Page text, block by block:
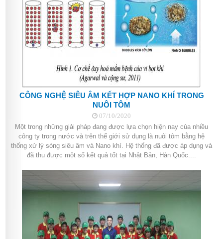
CÔNG NGHỆ SIÊU ÂM KẾT HỢP NANO KHÍ TRONG
NUÔI TÔM
07/10/2020
Một trong những giải pháp đang được lựa chọn hiện nay của nhiều
công ty trong nước và trên thế giới sử dụng là nuôi tôm bằng hệ
thống xử lý sóng siêu âm và Nano khí. Hệ thống đã được áp dụng và
đã thu được một số kết quả tốt tại Nhật Bản, Hàn Quốc....